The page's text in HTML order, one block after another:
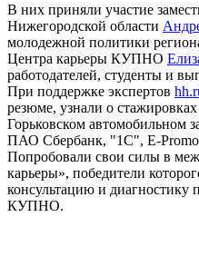
В них приняли участие
Нижегородской области
молодежной политики
Центра карьеры КУПНО
работодателей, студенты и
При поддержке экспертов
резюме, узнали о
Горьковском автомобильном
ПАО Сбербанк, "1С", E-
Попробовали свои силы в
карьеры», победители
консультацию и диагностику
КУПНО.